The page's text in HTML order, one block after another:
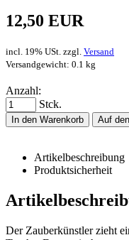
12,50 EUR
incl. 19% USt. zzgl. Versand
Versandgewicht: 0.1 kg
Anzahl:
Stck.
In den Warenkorb Auf
Artikelbeschreibung
Produktsicherheit
Der Zauberkünstler zieht